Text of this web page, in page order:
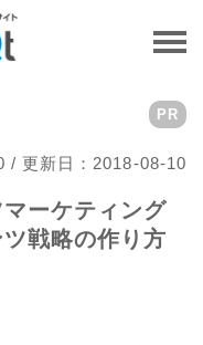
/ 更新日：2018-08-10
PR
マーケティング
戦略の作り方